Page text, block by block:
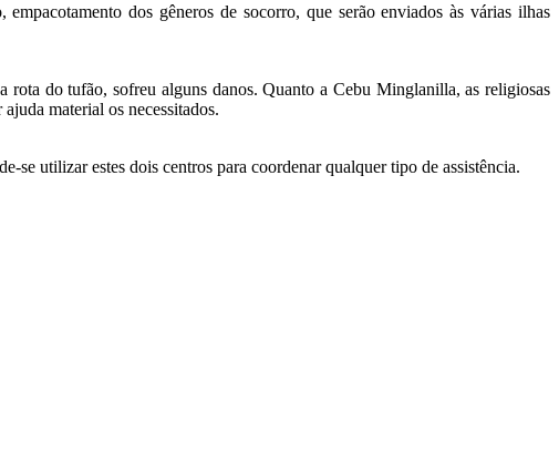
dos gêneros de socorro, que serão enviados às várias ilhas
do tufão, sofreu alguns danos. Quanto a Cebu Minglanilla, as religiosas
material os necessitados.
se utilizar estes dois centros para coordenar qualquer tipo de assistência.